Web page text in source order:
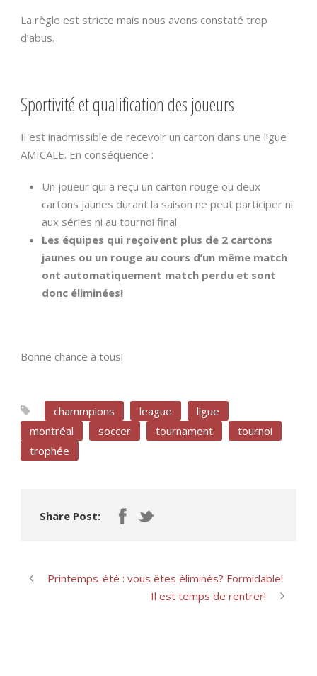
La règle est stricte mais nous avons constaté trop
d’abus.
Sportivité et qualification des joueurs
Il est inadmissible de recevoir un carton dans une ligue
AMICALE. En conséquence :
Un joueur qui a reçu un carton rouge ou deux
cartons jaunes durant la saison ne peut participer ni
aux séries ni au tournoi final
Les équipes qui reçoivent plus de 2 cartons
jaunes ou un rouge au cours d’un même match
ont automatiquement match perdu et sont
donc éliminées!
Bonne chance à tous!
chammpions league
ligue
montréal
soccer tournament
tournoi
trophée
Share Post:
Printemps-été : vous êtes éliminés? Formidable!
Il est temps de rentrer!